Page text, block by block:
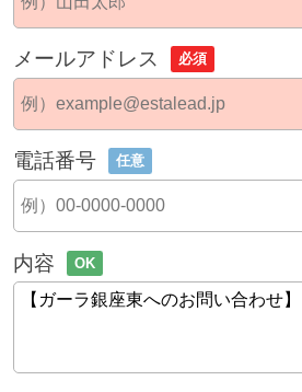
メールアドレス 必須
電話番号 任意
内容 OK